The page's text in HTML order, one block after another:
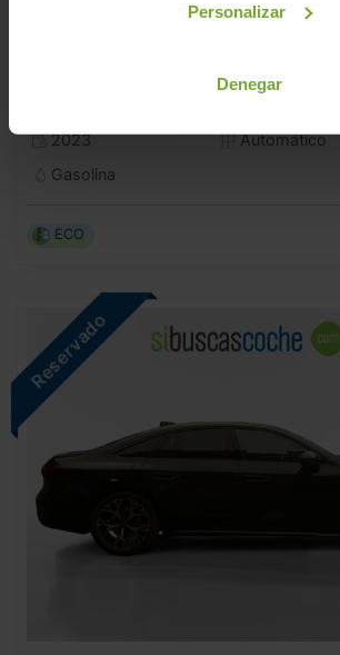
Personalizar
Denegar
BLACK LINE 45 TFSI QUATTRO ULTRA
2023
Automático
Gasolina
ECO